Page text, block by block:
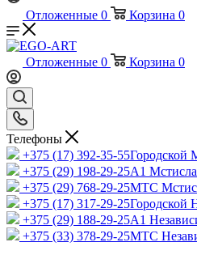
Отложенные 0 Корзина 0
Отложенные 0 Корзина 0
Телефоны
+375 (17) 392-35-55Городской
+375 (29) 198-29-25A1
+375 (29) 768-29-25МТС
+375 (17) 317-29-25Городской
+375 (29) 188-29-25A1
+375 (33) 378-29-25МТС